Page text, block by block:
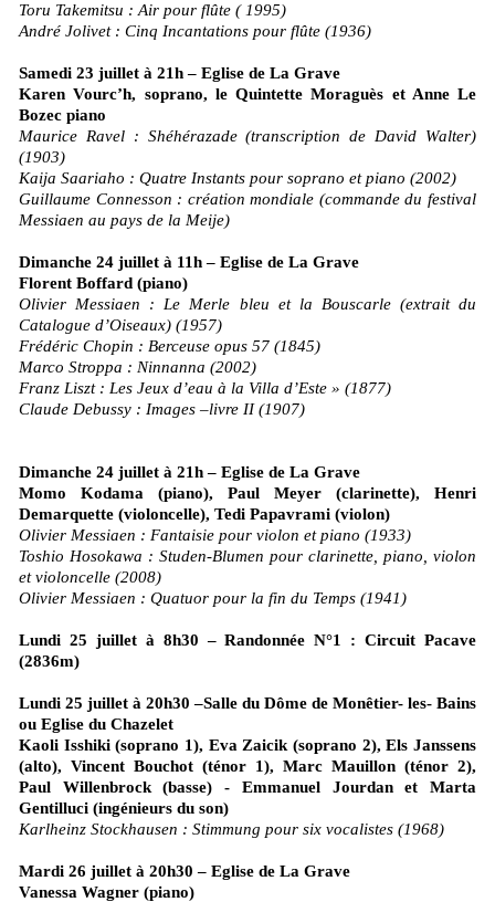
Toru Takemitsu : Air pour flûte ( 1995)
André Jolivet : Cinq Incantations pour flûte (1936)
Samedi 23 juillet à 21h – Eglise de La Grave
Karen Vourc’h, soprano, le Quintette Moraguès et Anne Le
Bozec piano
Maurice Ravel : Shéhérazade (transcription de David Walter)
(1903)
Kaija Saariaho : Quatre Instants pour soprano et piano (2002)
Guillaume Connesson : création mondiale (commande du festival
Messiaen au pays de la Meije)
Dimanche 24 juillet à 11h – Eglise de La Grave
Florent Boffard (piano)
Olivier Messiaen : Le Merle bleu et la Bouscarle (extrait du
Catalogue d’Oiseaux) (1957)
Frédéric Chopin : Berceuse opus 57 (1845)
Marco Stroppa : Ninnanna (2002)
Franz Liszt : Les Jeux d’eau à la Villa d’Este » (1877)
Claude Debussy : Images –livre II (1907)
Dimanche 24 juillet à 21h – Eglise de La Grave
Momo Kodama (piano), Paul Meyer (clarinette), Henri
Demarquette (violoncelle), Tedi Papavrami (violon)
Olivier Messiaen : Fantaisie pour violon et piano (1933)
Toshio Hosokawa : Studen-Blumen pour clarinette, piano, violon
et violoncelle (2008)
Olivier Messiaen : Quatuor pour la fin du Temps (1941)
Lundi 25 juillet à 8h30 – Randonnée N°1 : Circuit Pacave
(2836m)
Lundi 25 juillet à 20h30 –Salle du Dôme de Monêtier- les- Bains
ou Eglise du Chazelet
Kaoli Isshiki (soprano 1), Eva Zaicik (soprano 2), Els Janssens
(alto), Vincent Bouchot (ténor 1), Marc Mauillon (ténor 2),
Paul Willenbrock (basse) - Emmanuel Jourdan et Marta
Gentilluci (ingénieurs du son)
Karlheinz Stockhausen : Stimmung pour six vocalistes (1968)
Mardi 26 juillet à 20h30 – Eglise de La Grave
Vanessa Wagner (piano)